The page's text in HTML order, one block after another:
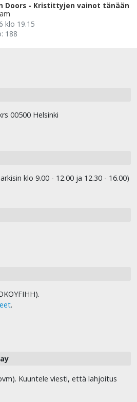
Doors - Kristittyjen vainot tänään
klo 19.15
188
00500 Helsinki
klo 9.00 - 12.00 ja 12.30 - 16.00)
.
Kuuntele viesti, että lahjoitus